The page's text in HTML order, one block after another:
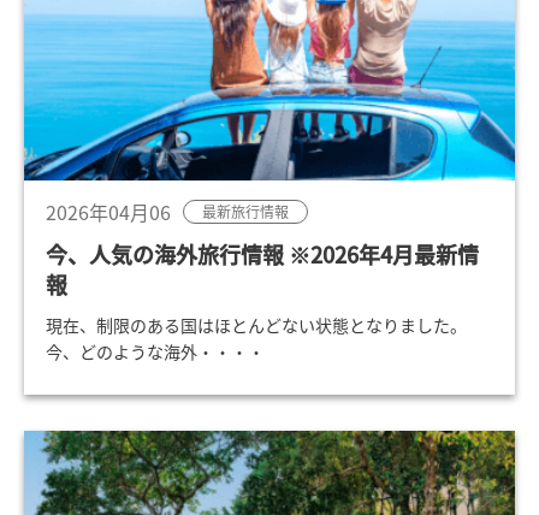
2026年04月06 最新旅行情報
今、人気の海外旅行情報 ※2026年4月最新情
報
現在、制限のある国はほとんどない状態となりました。
今、どのような海外・・・・